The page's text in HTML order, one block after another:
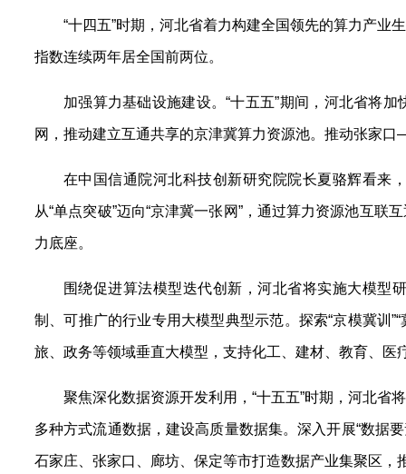
“十四五”时期，河北省着力构建全国领先的算力产
指数连续两年居全国前两位。
加强算力基础设施建设。“十五五”期间，河北省将
网，推动建立互通共享的京津冀算力资源池。推动张家
在中国信通院河北科技创新研究院院长夏骆辉看来
从“单点突破”迈向“京津冀一张网”，通过算力资源池互
力底座。
围绕促进算法模型迭代创新，河北省将实施大模型
制、可推广的行业专用大模型典型示范。探索“京模冀训
旅、政务等领域垂直大模型，支持化工、建材、教育、医
聚焦深化数据资源开发利用，“十五五”时期，河北
多种方式流通数据，建设高质量数据集。深入开展“数据
石家庄、张家口、廊坊、保定等市打造数据产业集聚区